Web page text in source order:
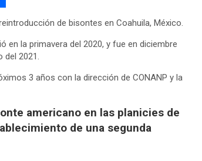
de bisontes en Coahuila, México.
en la primavera del 2020, y fue en diciembre
del 2021.
3 años con la dirección de CONANP y la
americano en las planicies de
de una segunda